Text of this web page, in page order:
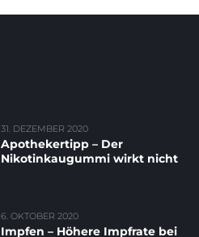
31. DEZEMBER 2020
Apothekertipp – Der
Nikotinkaugummi wirkt nicht
6. OKTOBER 2020
Impfen – Höhere Impfrate bei